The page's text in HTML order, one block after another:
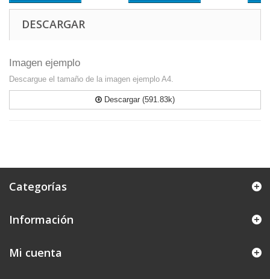
DESCARGAR
Imagen ejemplo
Descargue el tamaño de la imagen ejemplo A4.
Descargar (591.83k)
Categorías
Información
Mi cuenta